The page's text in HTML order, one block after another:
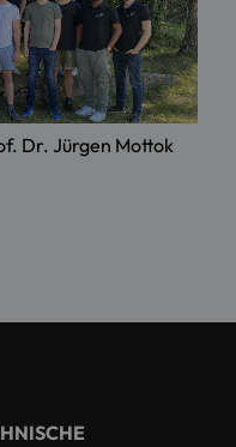
Dr. Jürgen Mottok